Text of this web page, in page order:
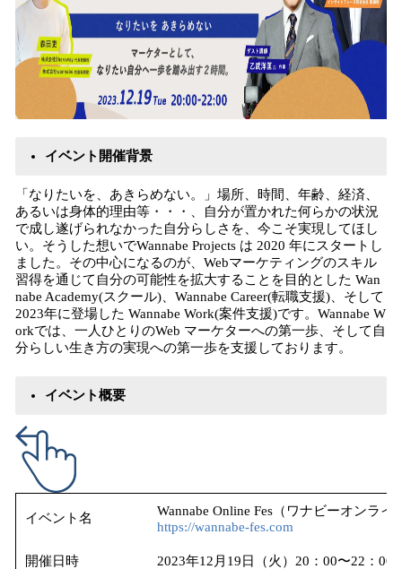
イベント開催背景
「なりたいを、あきらめない。」場所、時間、年齢、経済、
あるいは身体的理由等・・・、自分が置かれた何らかの状況
で成し遂げられなかった自分らしさを、今こそ実現してほし
い。そうした想いでWannabe Projects は 2020 年にスタートし
ました。その中心になるのが、Webマーケティングのスキル
習得を通じて自分の可能性を拡大することを目的とした Wan
nabe Academy(スクール)、Wannabe Career(転職支援)、そして
2023年に登場した Wannabe Work(案件支援)です。Wannabe W
orkでは、一人ひとりのWeb マーケターへの第一歩、そして自
分らしい生き方の実現への第一歩を支援しております。
イベント概要
イベント名
Wannabe Online Fes（ワナビーオンライ
https://wannabe-fes.com
開催日時 2023年12月19日（火）20：00〜22：00